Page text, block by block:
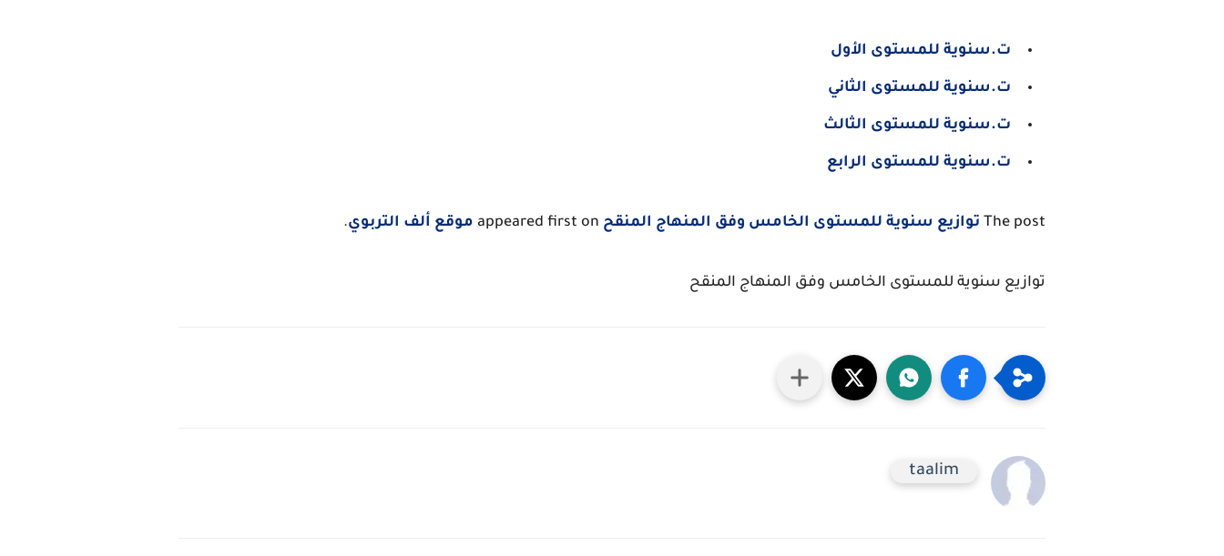
ت.سنوية للمستوى الأول
ت.سنوية للمستوى الثاني
ت.سنوية للمستوى الثالث
ت.سنوية للمستوى الرابع
The post توازيع سنوية للمستوى الخامس وفق المنهاج المنقح موقع ألف التربوي.
توازيع سنوية للمستوى الخامس وفق المنهاج المنقح
taalim